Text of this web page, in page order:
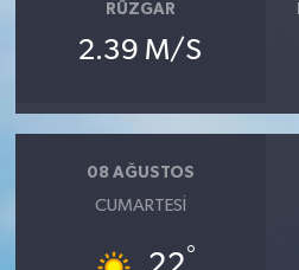
RÜZGAR
2.39 M/S
08 AĞUSTOS
CUMARTESI
°